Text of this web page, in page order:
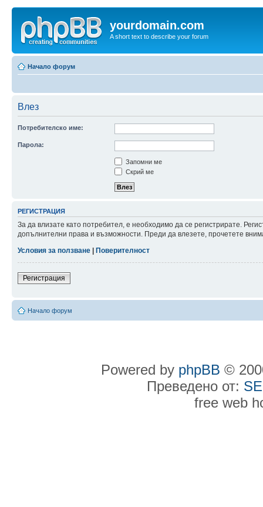
yourdomain.com
A short text to describe your forum
Начало форум
Влез
Потребителско име:
Парола:
Запомни ме
Скрий ме
РЕГИСТРАЦИЯ
За да влизате като потребител, е необходимо да се регистрирате.
допълнителни права и възможности. Преди да влезете, прочетете
Условия за ползване
Поверителност
Регистрация
Начало форум
Powered by phpBB ©
Преведено от:
free web